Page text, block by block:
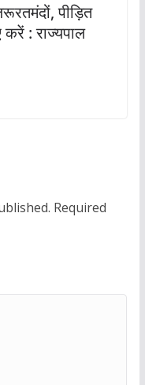
पीड़ित
: राज्यपाल
Required